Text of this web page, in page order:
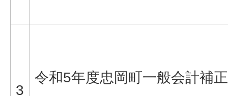
3
令和5年度忠岡町一般会計補